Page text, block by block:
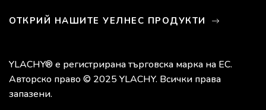
ОТКРИЙ НАШИТЕ УЕЛНЕС ПРОДУКТИ
YLACHY® е регистрирана търговска марка на ЕС.
Авторско право © 2025 YLACHY. Всички права
запазени.